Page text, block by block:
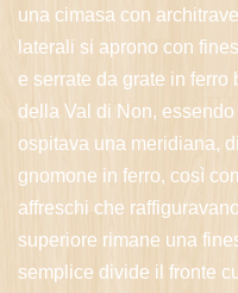
una cimasa con
laterali si aprono con
e serrate da grate in ferro
della Val di Non,
ospitava una meridiana,
gnomone in ferro, così
affreschi che
superiore rimane una
semplice divide il fronte